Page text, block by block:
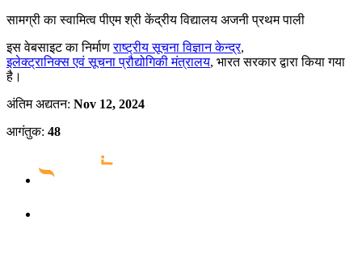
सामग्री का स्वामित्व पीएम श्री केंद्रीय विद्यालय अजनी प्रथम पाली
इस वेबसाइट का निर्माणराष्ट्रीय सूचना विज्ञान केन्द्र,
इलेक्ट्रानिक्स एवं सूचना प्रौद्योगिकी मंत्रालय, भारत सरकार द्वारा किया गया
है।
अंतिम अद्यतन: Nov 12, 2024
आगंतुक: 48